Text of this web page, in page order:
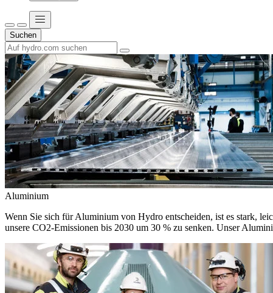
Suchen
Aluminium
Wenn Sie sich für Aluminium von Hydro entscheiden, ist es stark,
unsere CO2-Emissionen bis 2030 um 30 % zu senken. Unser